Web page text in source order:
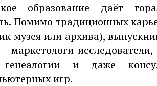
образование даёт
Помимо традиционных
музея или архива),
и даже
игр.